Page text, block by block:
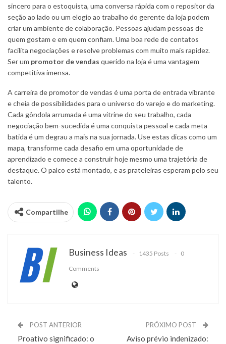
sincero para o estoquista, uma conversa rápida com o repositor da
seção ao lado ou um elogio ao trabalho do gerente da loja podem
criar um ambiente de colaboração. Pessoas ajudam pessoas de
quem gostam e em quem confiam. Uma boa rede de contatos
facilita negociações e resolve problemas com muito mais rapidez.
Ser um promotor de vendas querido na loja é uma vantagem
competitiva imensa.
A carreira de promotor de vendas é uma porta de entrada vibrante
e cheia de possibilidades para o universo do varejo e do marketing.
Cada gôndola arrumada é uma vitrine do seu trabalho, cada
negociação bem-sucedida é uma conquista pessoal e cada meta
batida é um degrau a mais na sua jornada. Use estas dicas como um
mapa, transforme cada desafio em uma oportunidade de
aprendizado e comece a construir hoje mesmo uma trajetória de
destaque. O palco está montado, e as prateleiras esperam pelo seu
talento.
Compartilhe
Business Ideas 1435 Posts
0
Comments
POST ANTERIOR
Proativo significado: o
PRÓXIMO POST
Aviso prévio indenizado: